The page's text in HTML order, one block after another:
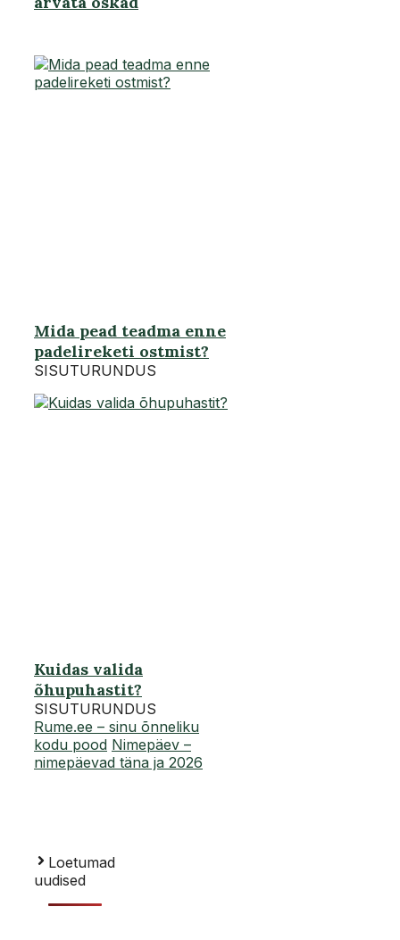
Mida pead teadma enne
padelireketi ostmist?
SISUTURUNDUS
Kuidas valida
õhupuhastit?
SISUTURUNDUS
Rume.ee – sinu õnneliku
kodu pood Nimepäev –
nimepäevad täna ja 2026
Loetumad
uudised